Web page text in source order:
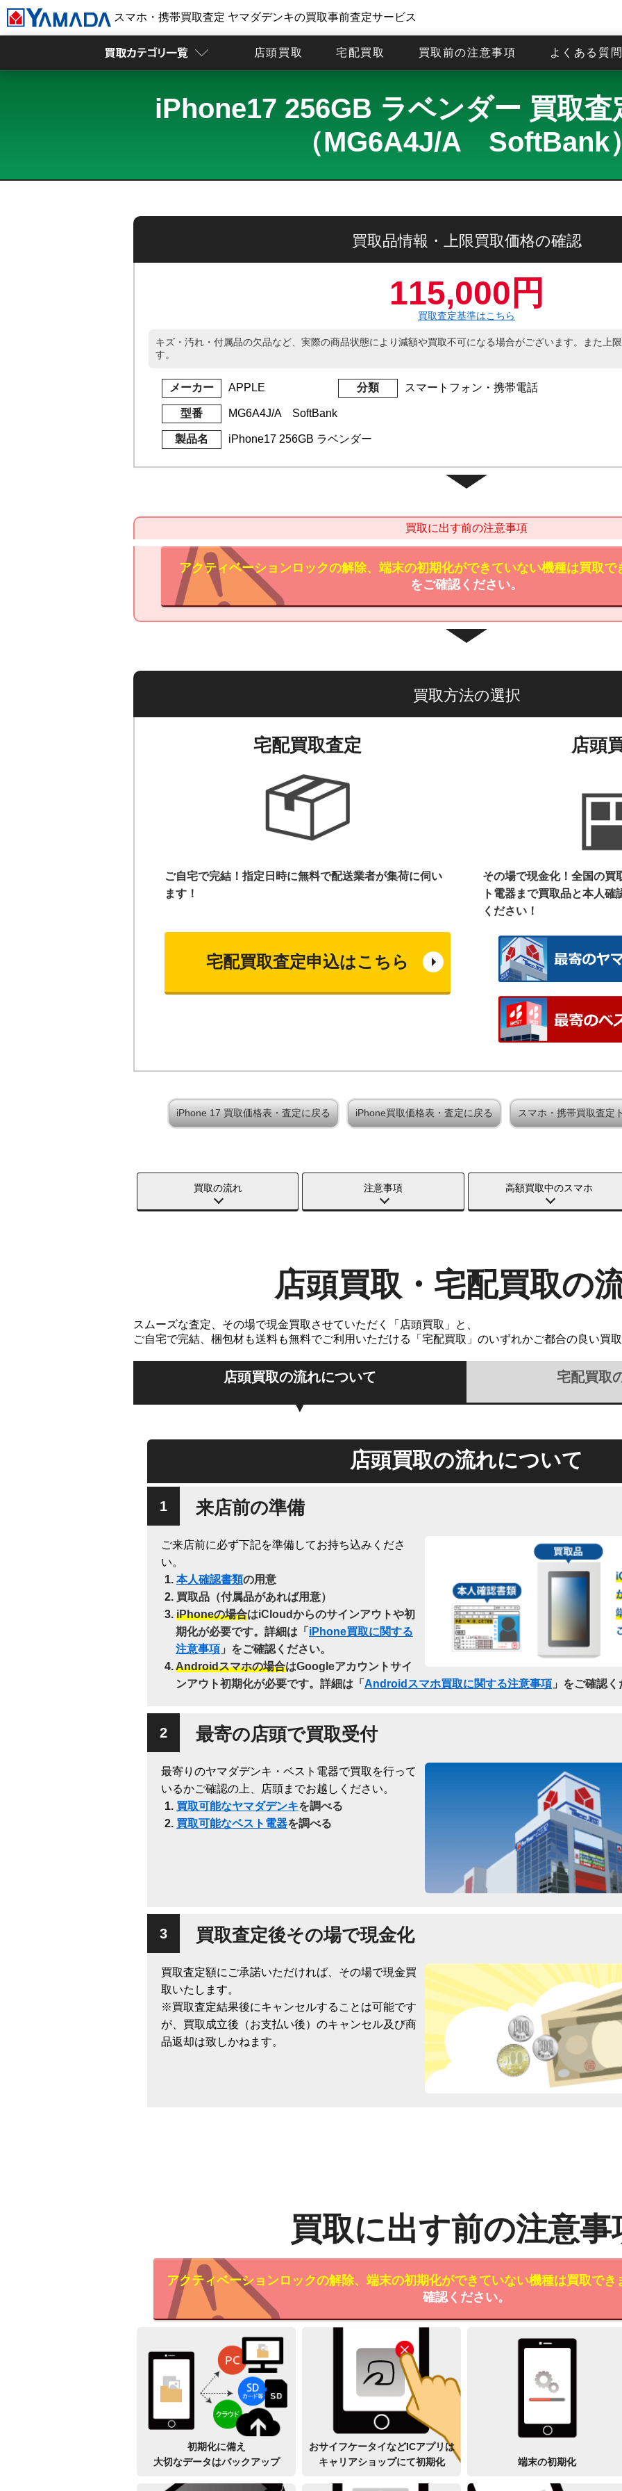
スマホ・携帯買取査定 ヤマダデンキの買取事前査定サービス
店頭買取 宅配買取 買取前の注意事項 よくある質
iPhone17 256GB ラベンダー 買取査
（MG6A4J/A SoftBank
買取品情報・上限買取価格の確認
115,000円
買取査定基準はこちら
キズ・汚れ・付属品の欠品など、実際の商品状態により減額や買取不可になる場合がございます。また上
す。
メーカー APPLE 分類 スマートフォン・携帯電話
型番 MG6A4J/A SoftBank
製品名 iPhone17 256GB ラベンダー
買取に出す前の注意事項
アクティベーションロックの解除、端末の初期化ができていない機種は買取で
をご確認ください。
買取方法の選択
宅配買取査定
ご自宅で完結！指定日時に無料で配送業者が集荷に伺い
ます！
宅配買取査定申込はこちら
店頭
その場で現金化！全国の買
ト電器まで買取品と本人確
ください！
iPhone 17 買取価格表・査定に戻る iPhone買取価格表・査定に戻る スマホ・携帯買取査定
買取の流れ 注意事項 高額買取中のスマホ
店頭買取・宅配買取の
スムーズな査定、その場で現金買取させていただく「店頭買取」と、
ご自宅で完結、梱包材も送料も無料でご利用いただける「宅配買取」のいずれかご都合の良い買
店頭買取の流れについて 宅配買取
店頭買取の流れについて
来店前の準備
ご来店前に必ず下記を準備してお持ち込みくださ
い。
本人確認書類の用意
買取品（付属品があれば用意）
iPhoneの場合はiCloudからのサインアウトや初
期化が必要です。詳細は「 iPhone買取に関する
注意事項 」をご確認ください。
Androidスマホの場合はGoogleアカウントサイ
ンアウト初期化が必要です。詳細は「 Androidスマホ買取に関する注意事項 」をご確認
最寄の店頭で買取受付
最寄りのヤマダデンキ・ベスト電器で買取を行って
いるかご確認の上、店頭までお越しください。
買取可能なヤマダデンキを調べる
買取可能なベスト電器を調べる
買取査定後その場で現金化
買取査定額にご承諾いただければ、その場で現金買
取いたします。
※買取査定結果後にキャンセルすることは可能です
が、買取成立後（お支払い後）のキャンセル及び商
品返却は致しかねます。
買取に出す前の注意事
アクティベーションロックの解除、端末の初期化ができていない機種は買取でき
確認ください。
初期化に備え
大切なデータはバックアップ
おサイフケータイなどICアプリは
キャリアショップにて初期化
端末の初期化